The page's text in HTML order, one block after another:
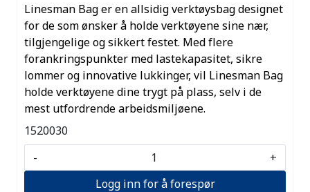
Linesman Bag er en allsidig verktøysbag designet
for de som ønsker å holde verktøyene sine nær,
tilgjengelige og sikkert festet. Med flere
forankringspunkter med lastekapasitet, sikre
lommer og innovative lukkinger, vil Linesman Bag
holde verktøyene dine trygt på plass, selv i de
mest utfordrende arbeidsmiljøene.
1520030
-
+
Logg inn for å forespør